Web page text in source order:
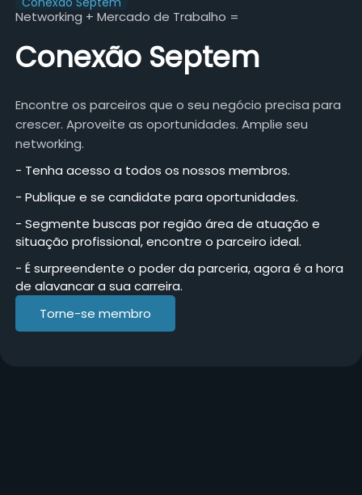
Networking + Mercado de Trabalho =
Conexão Septem
Encontre os parceiros que o seu negócio precisa para
crescer. Aproveite as oportunidades. Amplie seu
networking.
- Tenha acesso a todos os nossos membros.
- Publique e se candidate para oportunidades.
- Segmente buscas por região área de atuação e
situação profissional, encontre o parceiro ideal.
- É surpreendente o poder da parceria, agora é a hora
de alavancar a sua carreira.
Torne-se membro